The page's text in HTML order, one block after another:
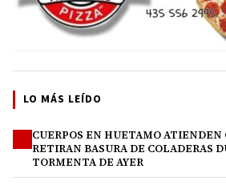
LO MÁS LEÍDO
CUERPOS EN HUETAMO ATIENDEN
RETIRAN BASURA DE COLADERAS
TORMENTA DE AYER